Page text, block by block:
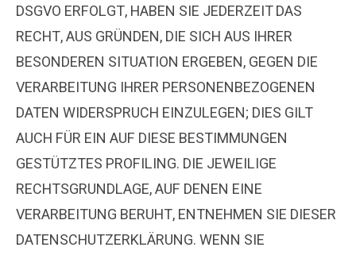
DSGVO ERFOLGT, HABEN SIE JEDERZEIT DAS
RECHT, AUS GRÜNDEN, DIE SICH AUS IHRER
BESONDEREN SITUATION ERGEBEN, GEGEN DIE
VERARBEITUNG IHRER PERSONENBEZOGENEN
DATEN WIDERSPRUCH EINZULEGEN; DIES GILT
AUCH FÜR EIN AUF DIESE BESTIMMUNGEN
GESTÜTZTES PROFILING. DIE JEWEILIGE
RECHTSGRUNDLAGE, AUF DENEN EINE
VERARBEITUNG BERUHT, ENTNEHMEN SIE DIESER
DATENSCHUTZERKLÄRUNG. WENN SIE